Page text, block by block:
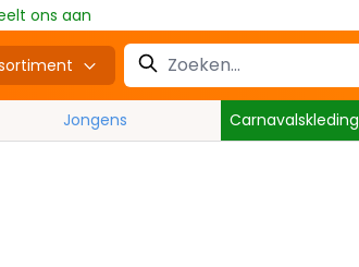
ons aan
Jongens Carnavalskleding